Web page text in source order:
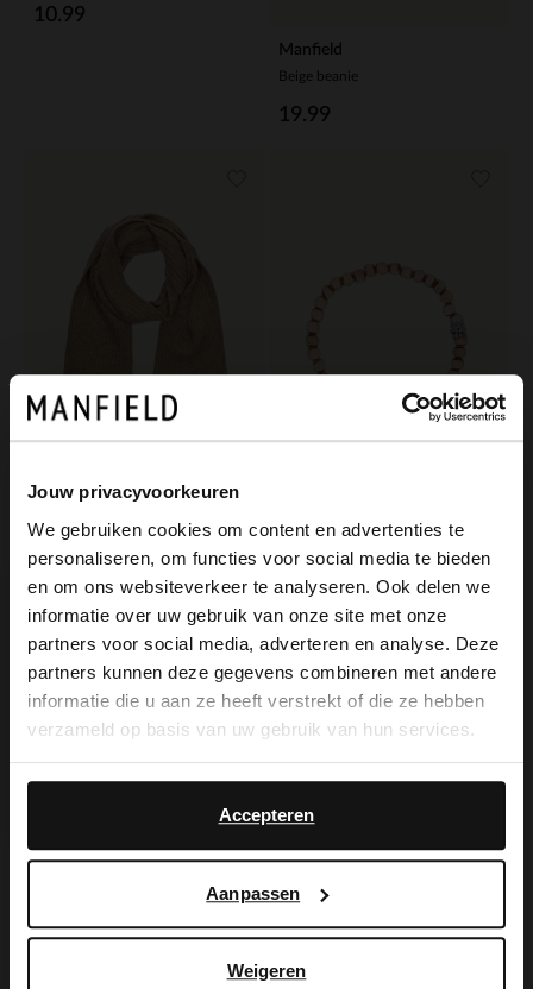
Jouw privacyvoorkeuren
We gebruiken cookies om content en advertenties te
personaliseren, om functies voor social media te bieden
en om ons websiteverkeer te analyseren. Ook delen we
informatie over uw gebruik van onze site met onze
partners voor social media, adverteren en analyse. Deze
partners kunnen deze gegevens combineren met andere
informatie die u aan ze heeft verstrekt of die ze hebben
verzameld op basis van uw gebruik van hun services.
Accepteren
Aanpassen
Weigeren
10.99
Manfield
Beige beanie
19.99
Beige sjaal met ribbel details
29.99 19.99
Manfield
×
View this website in English?
It looks like your language isn't Dutch. Would
you like to switch to English?
English